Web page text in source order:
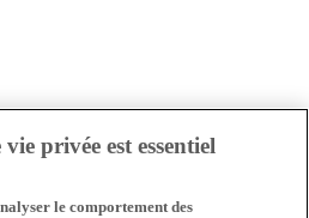
privée est essentiel
le comportement des